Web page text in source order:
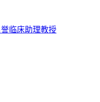
临床助理教授